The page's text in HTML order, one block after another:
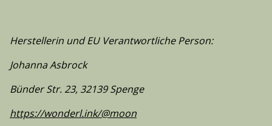
Herstellerin und EU Verantwortliche Person:
Johanna Asbrock
Bünder Str. 23, 32139 Spenge
https://wonderl.ink/@moon